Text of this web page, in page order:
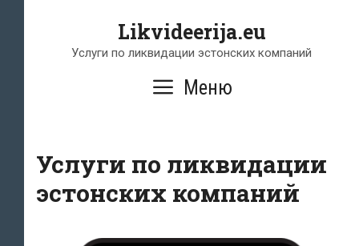
содержимому
Likvideerija.eu
Услуги по ликвидации эстонских компаний
Меню
Услуги по ликвидации
эстонских компаний